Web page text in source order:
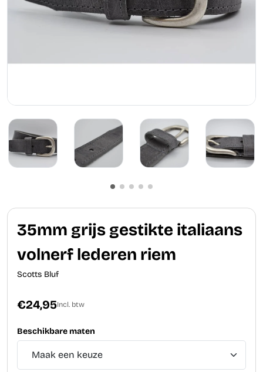
35mm grijs gestikte italiaans
volnerf lederen riem
Scotts Bluf
€24,95Incl. btw
Beschikbare maten